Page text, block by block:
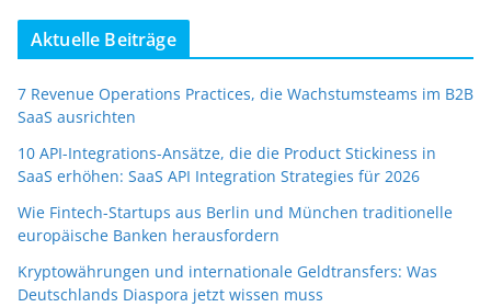
Aktuelle Beiträge
7 Revenue Operations Practices, die Wachstumsteams im B2B
SaaS ausrichten
10 API-Integrations-Ansätze, die die Product Stickiness in
SaaS erhöhen: SaaS API Integration Strategies für 2026
Wie Fintech-Startups aus Berlin und München traditionelle
europäische Banken herausfordern
Kryptowährungen und internationale Geldtransfers: Was
Deutschlands Diaspora jetzt wissen muss